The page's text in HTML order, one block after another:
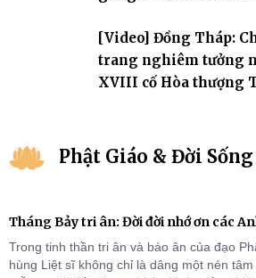
[Video] Đồng Tháp:
trang nghiêm tưởng
XVIII cố Hòa thượng
Phật Giáo & Đời Sống
Tháng Bảy tri ân: Đời đời nhớ ơn các
Trong tinh thần tri ân và báo ân của đạo
hùng Liệt sĩ không chỉ là dâng một nén